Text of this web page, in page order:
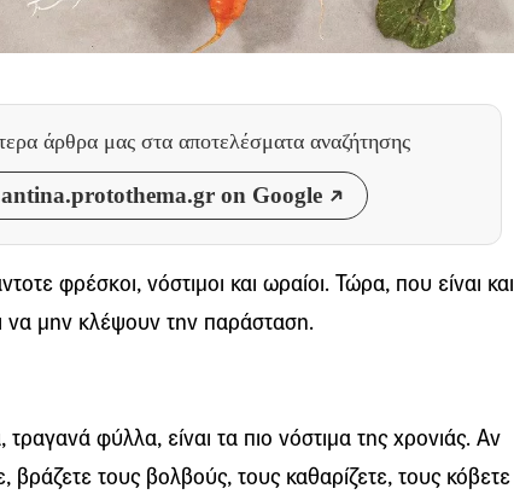
άρθρα μας στα αποτελέσματα αναζήτησης
on Google
φρέσκοι, νόστιμοι και ωραίοι. Τώρα, που είναι και
να μην κλέψουν την παράσταση.
φύλλα, είναι τα πιο νόστιμα της χρονιάς. Αν
βράζετε τους βολβούς, τους καθαρίζετε, τους κόβετε